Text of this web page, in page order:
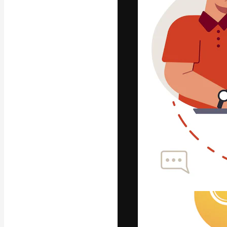
La plataforma
trabajo. Más
entre
estudios.
Español
Copyright © 2010-